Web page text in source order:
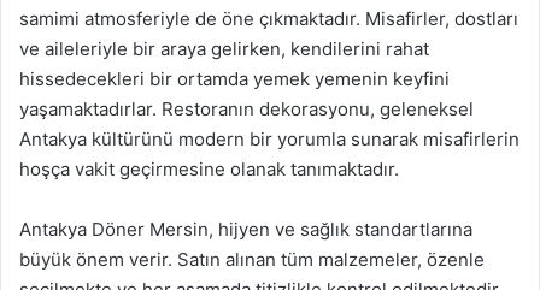
samimi atmosferiyle de öne çıkmaktadır. Misafirler, dostları
ve aileleriyle bir araya gelirken, kendilerini rahat
hissedecekleri bir ortamda yemek yemenin keyfini
yaşamaktadırlar. Restoranın dekorasyonu, geleneksel
Antakya kültürünü modern bir yorumla sunarak misafirlerin
hoşça vakit geçirmesine olanak tanımaktadır.
Antakya Döner Mersin, hijyen ve sağlık standartlarına
büyük önem verir. Satın alınan tüm malzemeler, özenle